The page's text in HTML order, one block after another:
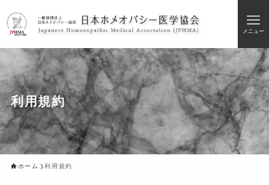
メニュー
利用規約
ホーム 利用規約